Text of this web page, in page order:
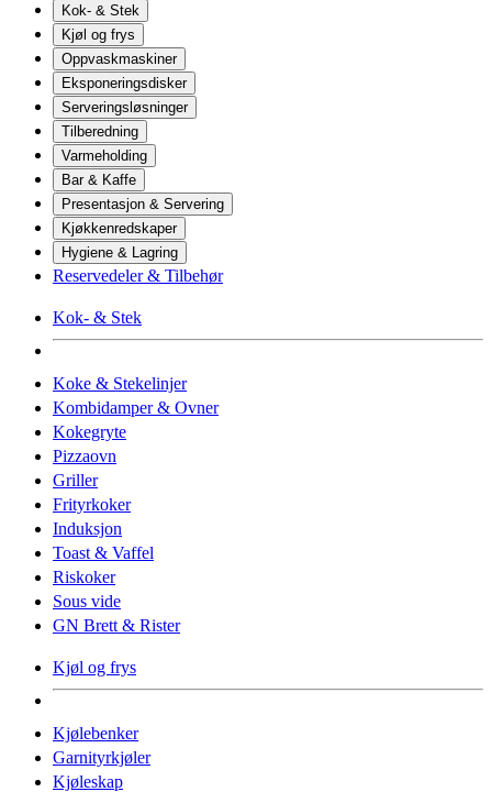
Kok- & Stek
Kjøl og frys
Oppvaskmaskiner
Eksponeringsdisker
Serveringsløsninger
Tilberedning
Varmeholding
Bar & Kaffe
Presentasjon & Servering
Kjøkkenredskaper
Hygiene & Lagring
Reservedeler & Tilbehør
Kok- & Stek
Koke & Stekelinjer
Kombidamper & Ovner
Kokegryte
Pizzaovn
Griller
Frityrkoker
Induksjon
Toast & Vaffel
Riskoker
Sous vide
GN Brett & Rister
Kjøl og frys
Kjølebenker
Garnityrkjøler
Kjøleskap